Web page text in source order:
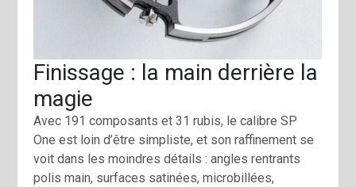
Finissage : la main derrière la
magie
Avec 191 composants et 31 rubis, le calibre SP
One est loin d’être simpliste, et son raffinement se
voit dans les moindres détails : angles rentrants
polis main, surfaces satinées, microbillées,